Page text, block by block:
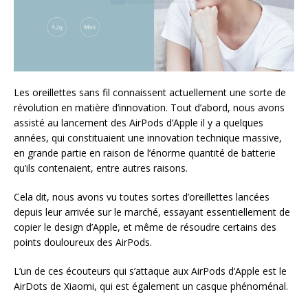
Les oreillettes sans fil connaissent actuellement une sorte de
révolution en matière d’innovation. Tout d’abord, nous avons
assisté au lancement des AirPods d’Apple il y a quelques
années, qui constituaient une innovation technique massive,
en grande partie en raison de l’énorme quantité de batterie
qu’ils contenaient, entre autres raisons.
Cela dit, nous avons vu toutes sortes d’oreillettes lancées
depuis leur arrivée sur le marché, essayant essentiellement de
copier le design d’Apple, et même de résoudre certains des
points douloureux des AirPods.
L’un de ces écouteurs qui s’attaque aux AirPods d’Apple est le
AirDots de Xiaomi, qui est également un casque phénoménal.